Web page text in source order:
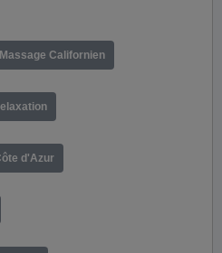
Massage Californien
d'Azur